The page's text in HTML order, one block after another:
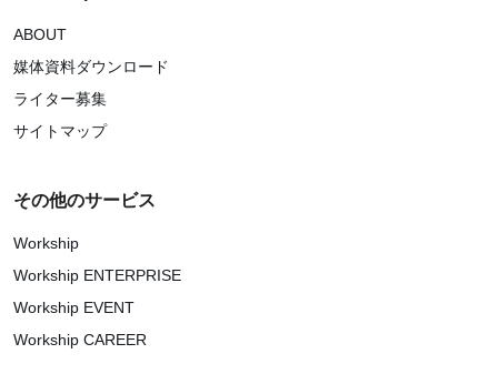
ABOUT
媒体資料ダウンロード
ライター募集
サイトマップ
その他のサービス
Workship
Workship ENTERPRISE
Workship EVENT
Workship CAREER